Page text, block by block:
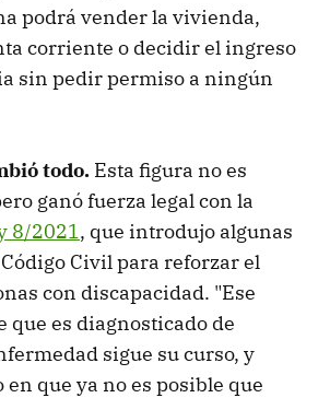
podrá vender la vivienda,
corriente o decidir el ingreso
sin pedir permiso a ningún
todo. Esta figura no es
ganó fuerza legal con la
8/2021, que introdujo algunas
Civil para reforzar el
con discapacidad. "Ese
que es diagnosticado de
sigue su curso, y
que ya no es posible que